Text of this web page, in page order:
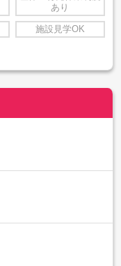
あり
施設見学OK